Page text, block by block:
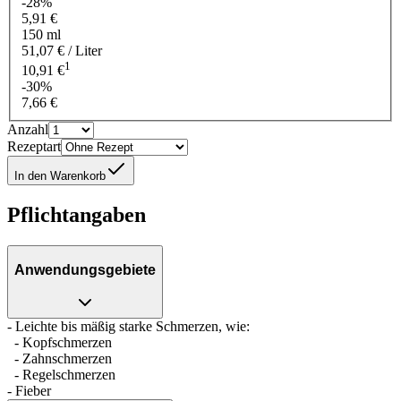
5,91 €
150 ml
51,07 € / Liter
10,91 €1
-30%
7,66 €
Anzahl
Rezeptart
In den Warenkorb
Pflichtangaben
Anwendungsgebiete
- Leichte bis mäßig starke Schmerzen, wie:
- Kopfschmerzen
- Zahnschmerzen
- Regelschmerzen
- Fieber